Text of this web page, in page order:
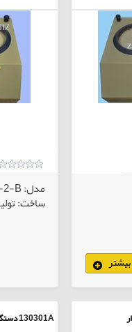
مدل: ZTT NP20-2-B
ساخت:
کالاهای انتخابی
130301A